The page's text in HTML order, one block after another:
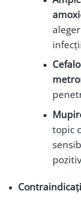
topic